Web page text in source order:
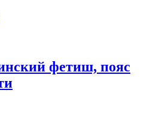
фетиш, пояс